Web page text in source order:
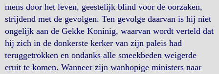
mens door het leven, geestelijk blind voor de oorzaken,
strijdend met de gevolgen. Ten gevolge daarvan is hij niet
ongelijk aan de Gekke Koninig, waarvan wordt verteld dat
hij zich in de donkerste kerker van zijn paleis had
teruggetrokken en ondanks alle smeekbeden weigerde
eruit te komen. Wanneer zijn wanhopige ministers naar